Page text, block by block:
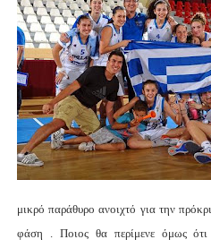
μικρό παράθυρο ανοιχτό για την
φάση . Ποιος θα περίμενε όμως